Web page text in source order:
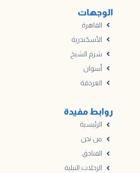
روابط مفيدة
الرئيسية
من نحن
الفنادق
الرحلات النيلية
الوجهات
القاهرة
الأسكندرية
شرم الشيخ
أسوان
الغردقة